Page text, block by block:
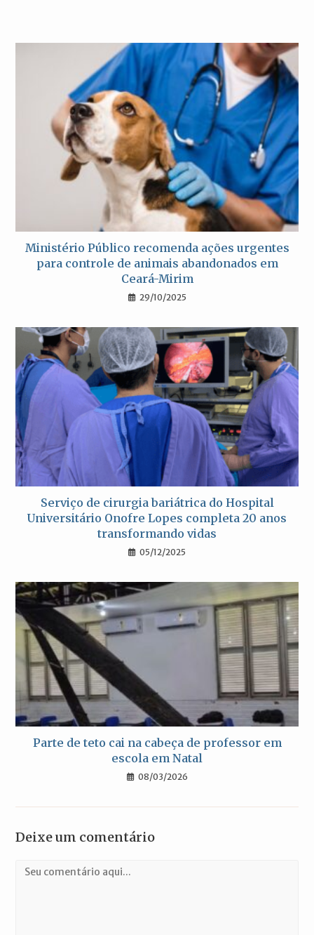
Ministério Público recomenda ações urgentes
para controle de animais abandonados em
Ceará-Mirim
29/10/2025
Serviço de cirurgia bariátrica do Hospital
Universitário Onofre Lopes completa 20 anos
transformando vidas
05/12/2025
Parte de teto cai na cabeça de professor em
escola em Natal
08/03/2026
Deixe um comentário
Comentário